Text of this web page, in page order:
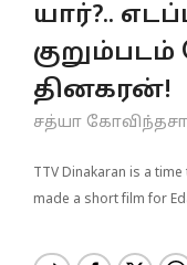
v
g
a
t
o
n
யார்?..
குறும்படம்
தினகரன்!
சத்யா
TTV Dinakaran is a
made a short film for